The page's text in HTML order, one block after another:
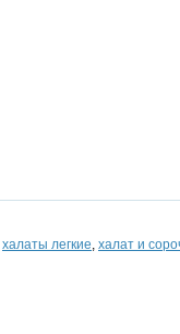
халаты легкие, халат и